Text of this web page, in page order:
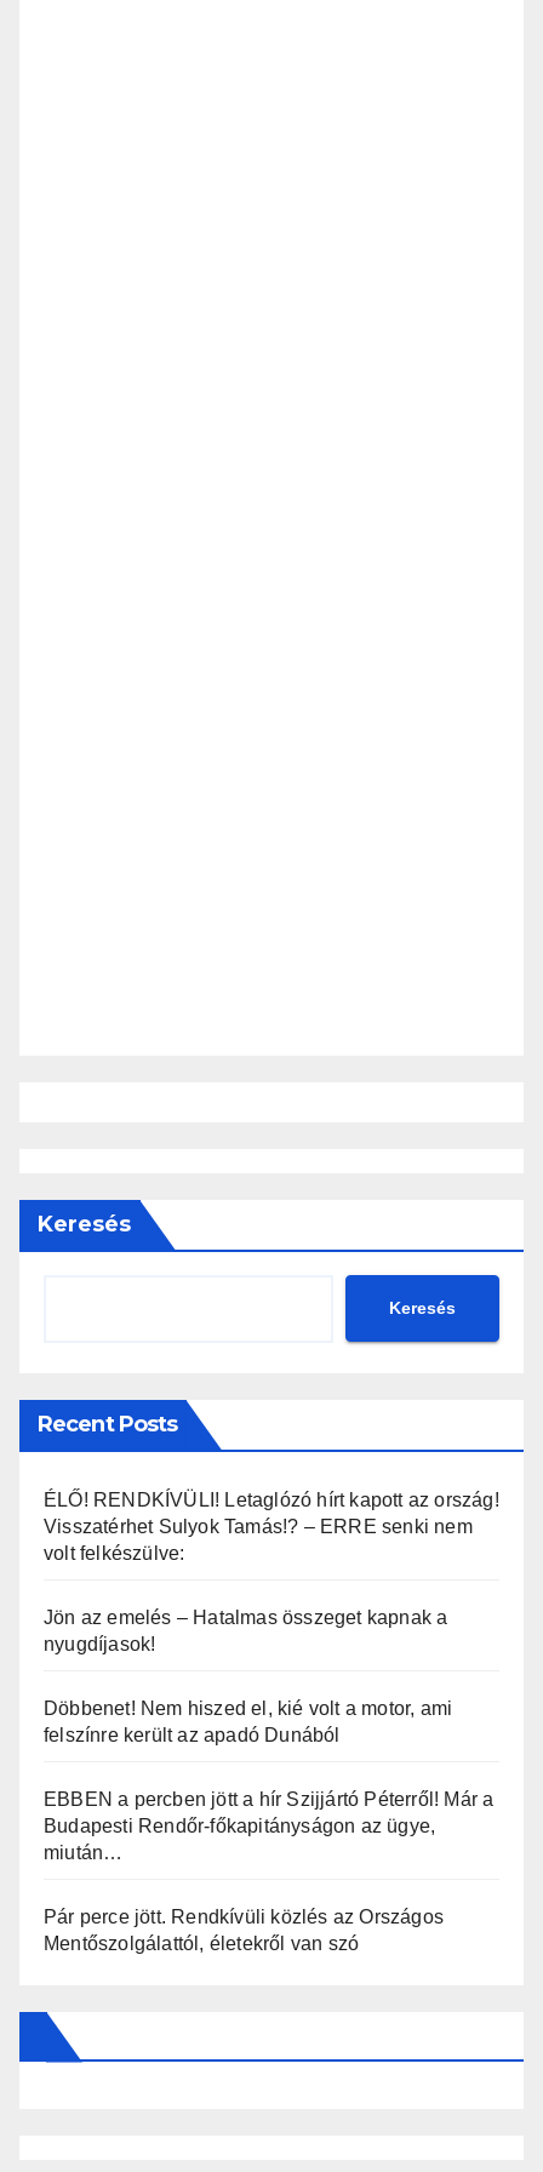
Keresés
Keresés
Recent Posts
ÉLŐ! RENDKÍVÜLI! Letaglózó hírt kapott az ország!
Visszatérhet Sulyok Tamás!? – ERRE senki nem
volt felkészülve:
Jön az emelés – Hatalmas összeget kapnak a
nyugdíjasok!
Döbbenet! Nem hiszed el, kié volt a motor, ami
felszínre került az apadó Dunából
EBBEN a percben jött a hír Szijjártó Péterről! Már a
Budapesti Rendőr-főkapitányságon az ügye,
miután…
Pár perce jött. Rendkívüli közlés az Országos
Mentőszolgálattól, életekről van szó